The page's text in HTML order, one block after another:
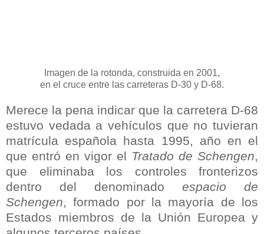
Imagen de la rotonda, construida en 2001,
en el cruce entre las carreteras D-30 y D-68.
Merece la pena indicar que la carretera D-68
estuvo vedada a vehículos que no tuvieran
matrícula española hasta 1995, año en el
que entró en vigor el Tratado de Schengen,
que eliminaba los controles fronterizos
dentro del denominado espacio de
Schengen, formado por la mayoría de los
Estados miembros de la Unión Europea y